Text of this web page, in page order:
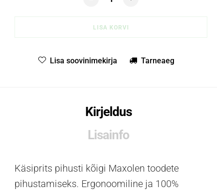
LISA KORVI
Lisa soovinimekirja Tarneaeg
Kirjeldus
Lisainfo
Käsiprits pihusti kõigi Maxolen toodete
pihustamiseks. Ergonoomiline ja 100%